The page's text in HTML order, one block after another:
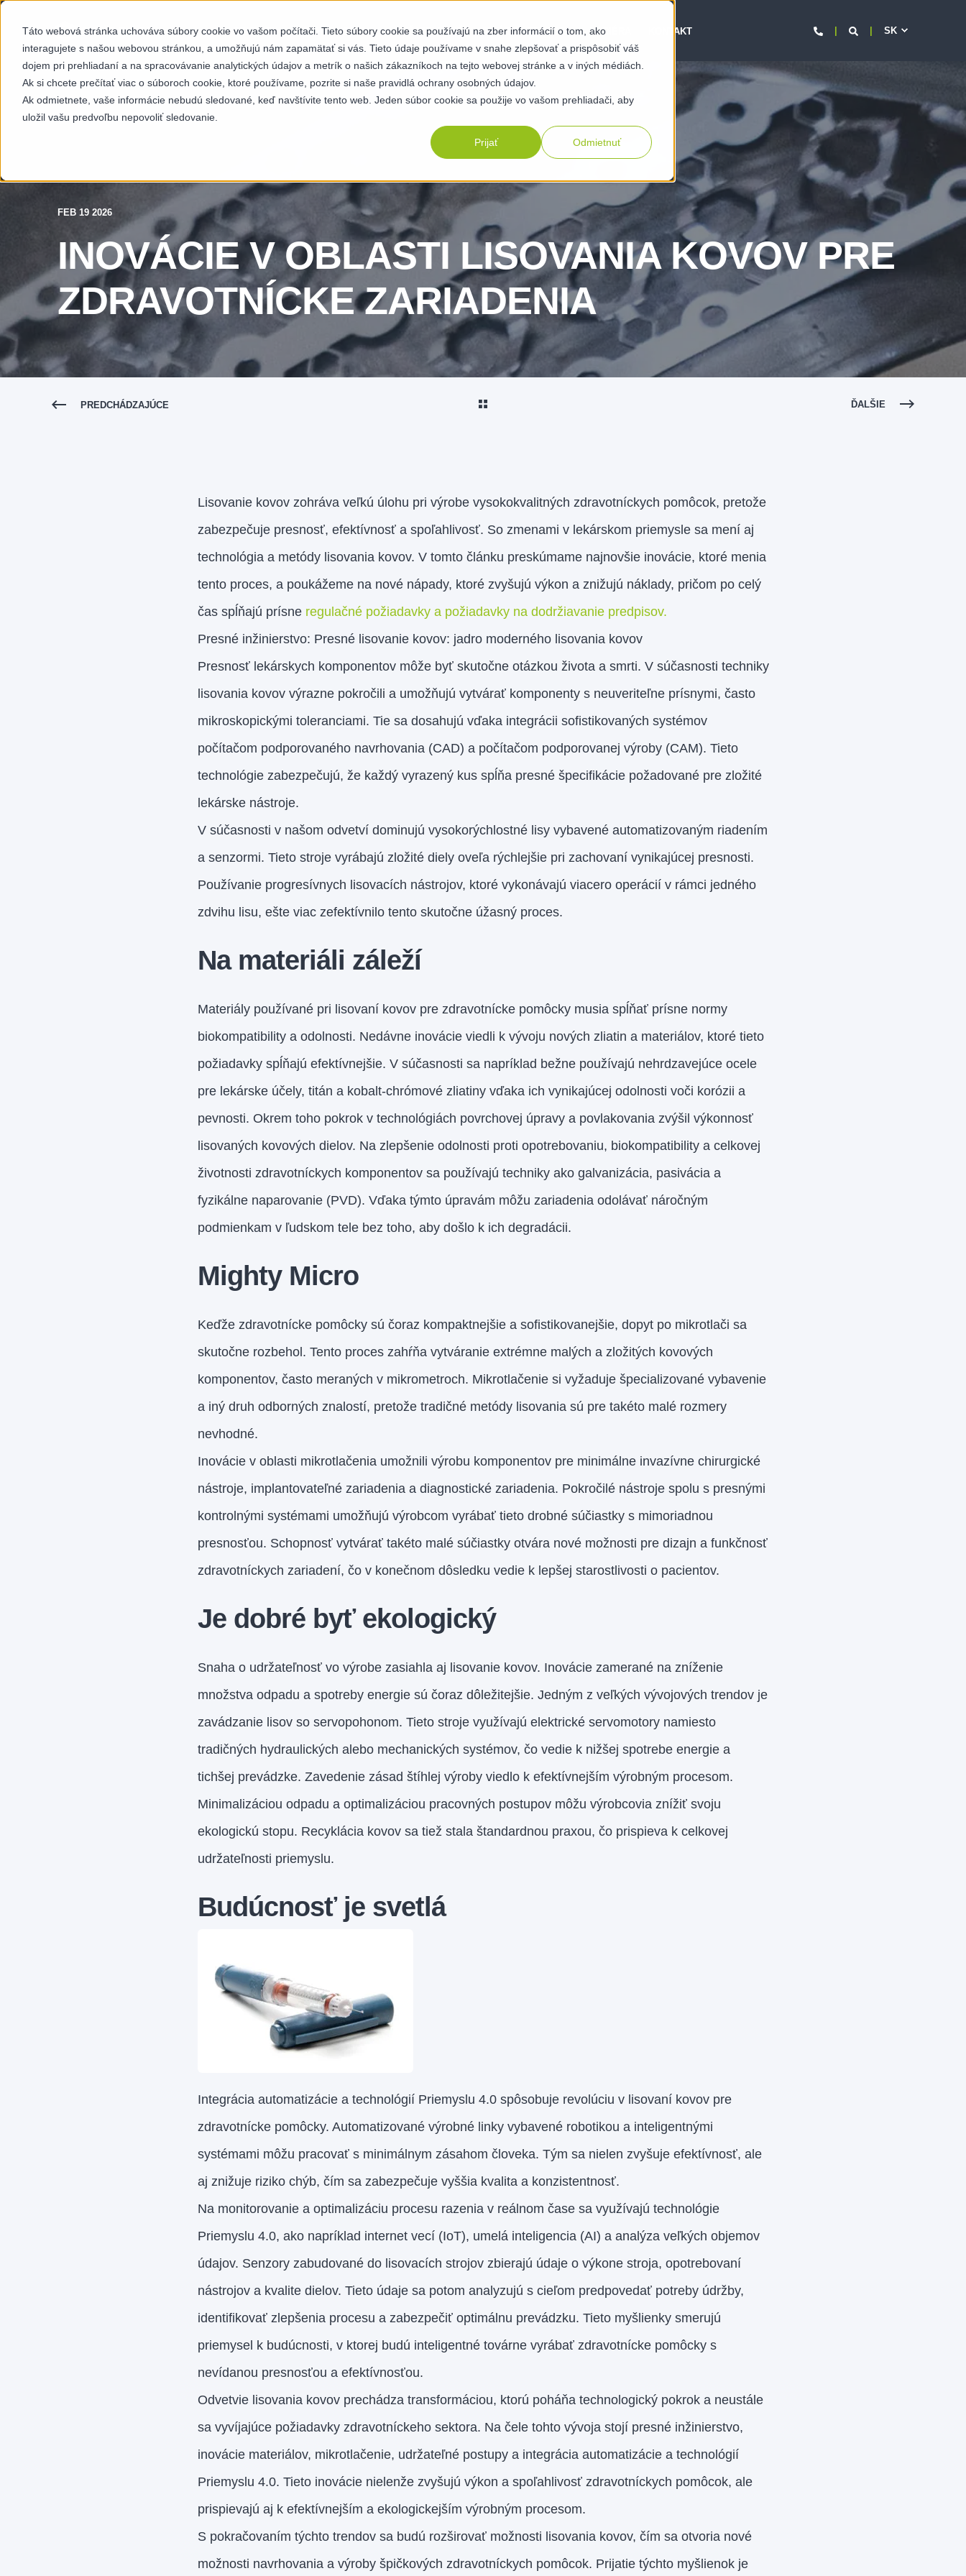
Táto webová stránka uchováva súbory cookie vo vašom počítači. Tieto súbory cookie sa používajú na zber informácií o tom, ako
interagujete s našou webovou stránkou, a umožňujú nám zapamätať si vás. Tieto údaje používame v snahe zlepšovať a prispôsobiť váš
dojem pri prehliadaní a na spracovávanie analytických údajov a metrík o našich zákazníkoch na tejto webovej stránke a v iných médiách.
Ak si chcete prečítať viac o súboroch cookie, ktoré používame, pozrite si naše pravidlá ochrany osobných údajov.
Ak odmietnete, vaše informácie nebudú sledované, keď navštívite tento web. Jeden súbor cookie sa použije vo vašom prehliadači, aby
uložil vašu predvoľbu nepovoliť sledovanie.
Prijať Odmietnuť
SEKTORY SCHOPNOSTI UDRŽATEĽNOSŤ O NÁS ZDROJE KARIÉRA KONTAKT SK
FEB 19 2026
INOVÁCIE V OBLASTI LISOVANIA KOVOV PRE
ZDRAVOTNÍCKE ZARIADENIA
PREDCHÁDZAJÚCE ĎALŠIE
Lisovanie kovov zohráva veľkú úlohu pri výrobe vysokokvalitných zdravotníckych pomôcok, pretože
zabezpečuje presnosť, efektívnosť a spoľahlivosť. So zmenami v lekárskom priemysle sa mení aj
technológia a metódy lisovania kovov. V tomto článku preskúmame najnovšie inovácie, ktoré menia
tento proces, a poukážeme na nové nápady, ktoré zvyšujú výkon a znižujú náklady, pričom po celý
čas spĺňajú prísne regulačné požiadavky a požiadavky na dodržiavanie predpisov.
Presné inžinierstvo: Presné lisovanie kovov: jadro moderného lisovania kovov
Presnosť lekárskych komponentov môže byť skutočne otázkou života a smrti. V súčasnosti techniky
lisovania kovov výrazne pokročili a umožňujú vytvárať komponenty s neuveriteľne prísnymi, často
mikroskopickými toleranciami. Tie sa dosahujú vďaka integrácii sofistikovaných systémov
počítačom podporovaného navrhovania (CAD) a počítačom podporovanej výroby (CAM). Tieto
technológie zabezpečujú, že každý vyrazený kus spĺňa presné špecifikácie požadované pre zložité
lekárske nástroje.
V súčasnosti v našom odvetví dominujú vysokorýchlostné lisy vybavené automatizovaným riadením
a senzormi. Tieto stroje vyrábajú zložité diely oveľa rýchlejšie pri zachovaní vynikajúcej presnosti.
Používanie progresívnych lisovacích nástrojov, ktoré vykonávajú viacero operácií v rámci jedného
zdvihu lisu, ešte viac zefektívnilo tento skutočne úžasný proces.
Na materiáli záleží
Materiály používané pri lisovaní kovov pre zdravotnícke pomôcky musia spĺňať prísne normy
biokompatibility a odolnosti. Nedávne inovácie viedli k vývoju nových zliatin a materiálov, ktoré tieto
požiadavky spĺňajú efektívnejšie. V súčasnosti sa napríklad bežne používajú nehrdzavejúce ocele
pre lekárske účely, titán a kobalt-chrómové zliatiny vďaka ich vynikajúcej odolnosti voči korózii a
pevnosti. Okrem toho pokrok v technológiách povrchovej úpravy a povlakovania zvýšil výkonnosť
lisovaných kovových dielov. Na zlepšenie odolnosti proti opotrebovaniu, biokompatibility a celkovej
životnosti zdravotníckych komponentov sa používajú techniky ako galvanizácia, pasivácia a
fyzikálne naparovanie (PVD). Vďaka týmto úpravám môžu zariadenia odolávať náročným
podmienkam v ľudskom tele bez toho, aby došlo k ich degradácii.
Mighty Micro
Keďže zdravotnícke pomôcky sú čoraz kompaktnejšie a sofistikovanejšie, dopyt po mikrotlači sa
skutočne rozbehol. Tento proces zahŕňa vytváranie extrémne malých a zložitých kovových
komponentov, často meraných v mikrometroch. Mikrotlačenie si vyžaduje špecializované vybavenie
a iný druh odborných znalostí, pretože tradičné metódy lisovania sú pre takéto malé rozmery
nevhodné.
Inovácie v oblasti mikrotlačenia umožnili výrobu komponentov pre minimálne invazívne chirurgické
nástroje, implantovateľné zariadenia a diagnostické zariadenia. Pokročilé nástroje spolu s presnými
kontrolnými systémami umožňujú výrobcom vyrábať tieto drobné súčiastky s mimoriadnou
presnosťou. Schopnosť vytvárať takéto malé súčiastky otvára nové možnosti pre dizajn a funkčnosť
zdravotníckych zariadení, čo v konečnom dôsledku vedie k lepšej starostlivosti o pacientov.
Je dobré byť ekologický
Snaha o udržateľnosť vo výrobe zasiahla aj lisovanie kovov. Inovácie zamerané na zníženie
množstva odpadu a spotreby energie sú čoraz dôležitejšie. Jedným z veľkých vývojových trendov je
zavádzanie lisov so servopohonom. Tieto stroje využívajú elektrické servomotory namiesto
tradičných hydraulických alebo mechanických systémov, čo vedie k nižšej spotrebe energie a
tichšej prevádzke. Zavedenie zásad štíhlej výroby viedlo k efektívnejším výrobným procesom.
Minimalizáciou odpadu a optimalizáciou pracovných postupov môžu výrobcovia znížiť svoju
ekologickú stopu. Recyklácia kovov sa tiež stala štandardnou praxou, čo prispieva k celkovej
udržateľnosti priemyslu.
Budúcnosť je svetlá
Integrácia automatizácie a technológií Priemyslu 4.0 spôsobuje revolúciu v lisovaní kovov pre
zdravotnícke pomôcky. Automatizované výrobné linky vybavené robotikou a inteligentnými
systémami môžu pracovať s minimálnym zásahom človeka. Tým sa nielen zvyšuje efektívnosť, ale
aj znižuje riziko chýb, čím sa zabezpečuje vyššia kvalita a konzistentnosť.
Na monitorovanie a optimalizáciu procesu razenia v reálnom čase sa využívajú technológie
Priemyslu 4.0, ako napríklad internet vecí (IoT), umelá inteligencia (AI) a analýza veľkých objemov
údajov. Senzory zabudované do lisovacích strojov zbierajú údaje o výkone stroja, opotrebovaní
nástrojov a kvalite dielov. Tieto údaje sa potom analyzujú s cieľom predpovedať potreby údržby,
identifikovať zlepšenia procesu a zabezpečiť optimálnu prevádzku. Tieto myšlienky smerujú
priemysel k budúcnosti, v ktorej budú inteligentné továrne vyrábať zdravotnícke pomôcky s
nevídanou presnosťou a efektívnosťou.
Odvetvie lisovania kovov prechádza transformáciou, ktorú poháňa technologický pokrok a neustále
sa vyvíjajúce požiadavky zdravotníckeho sektora. Na čele tohto vývoja stojí presné inžinierstvo,
inovácie materiálov, mikrotlačenie, udržateľné postupy a integrácia automatizácie a technológií
Priemyslu 4.0. Tieto inovácie nielenže zvyšujú výkon a spoľahlivosť zdravotníckych pomôcok, ale
prispievajú aj k efektívnejším a ekologickejším výrobným procesom.
S pokračovaním týchto trendov sa budú rozširovať možnosti lisovania kovov, čím sa otvoria nové
možnosti navrhovania a výroby špičkových zdravotníckych pomôcok. Prijatie týchto myšlienok je